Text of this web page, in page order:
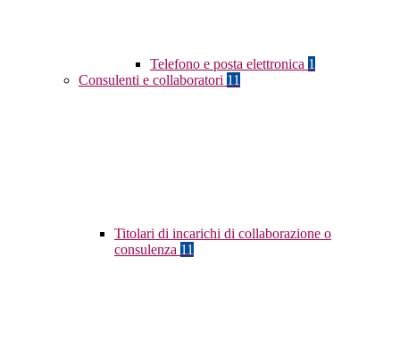
Telefono e posta elettronica 1
Consulenti e collaboratori 11
Titolari di incarichi di collaborazione o
consulenza 11